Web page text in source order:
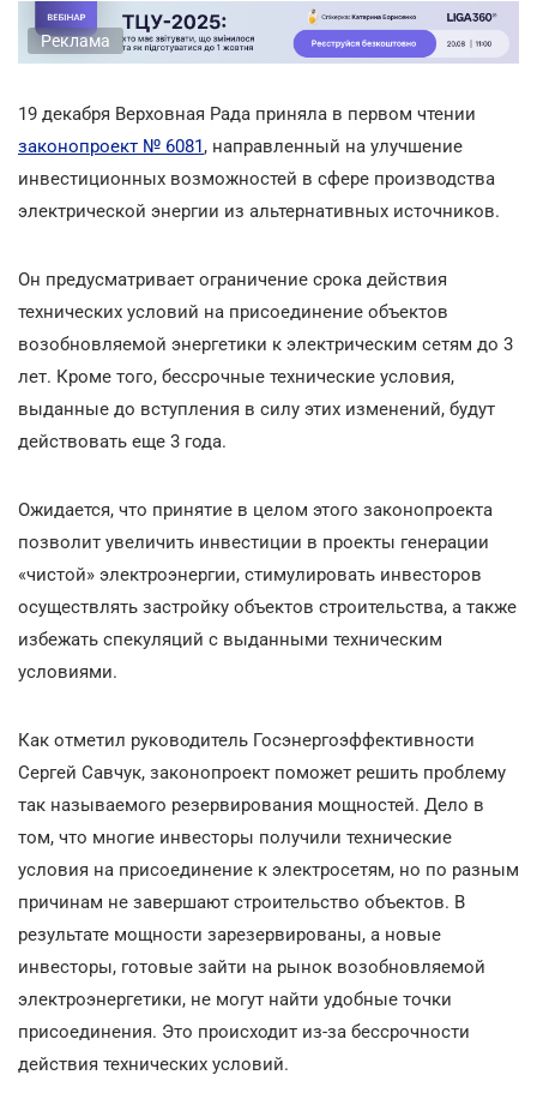
Реклама
19 декабря Верховная Рада приняла в первом чтении
законопроект № 6081, направленный на улучшение
инвестиционных возможностей в сфере производства
электрической энергии из альтернативных источников.
Он предусматривает ограничение срока действия
технических условий на присоединение объектов
возобновляемой энергетики к электрическим сетям до 3
лет. Кроме того, бессрочные технические условия,
выданные до вступления в силу этих изменений, будут
действовать еще 3 года.
Ожидается, что принятие в целом этого законопроекта
позволит увеличить инвестиции в проекты генерации
«чистой» электроэнергии, стимулировать инвесторов
осуществлять застройку объектов строительства, а также
избежать спекуляций с выданными техническим
условиями.
Как отметил руководитель Госэнергоэффективности
Сергей Савчук, законопроект поможет решить проблему
так называемого резервирования мощностей. Дело в
том, что многие инвесторы получили технические
условия на присоединение к электросетям, но по разным
причинам не завершают строительство объектов. В
результате мощности зарезервированы, а новые
инвесторы, готовые зайти на рынок возобновляемой
электроэнергетики, не могут найти удобные точки
присоединения. Это происходит из-за бессрочности
действия технических условий.